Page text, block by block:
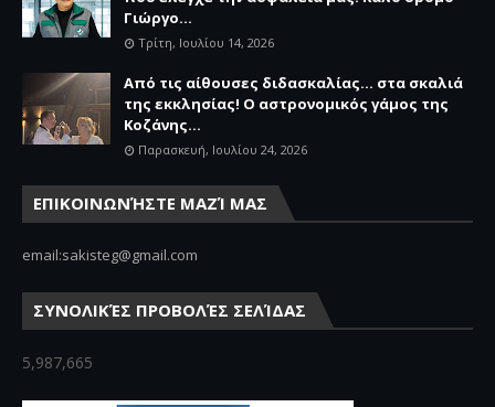
Γιώργο...
Τρίτη, Ιουλίου 14, 2026
Από τις αίθουσες διδασκαλίας… στα σκαλιά
της εκκλησίας! Ο αστρονομικός γάμος της
Κοζάνης...
Παρασκευή, Ιουλίου 24, 2026
ΕΠΙΚΟΙΝΩΝΉΣΤΕ ΜΑΖΊ ΜΑΣ
email:sakisteg@gmail.com
ΣΥΝΟΛΙΚΈΣ ΠΡΟΒΟΛΈΣ ΣΕΛΊΔΑΣ
5,987,665